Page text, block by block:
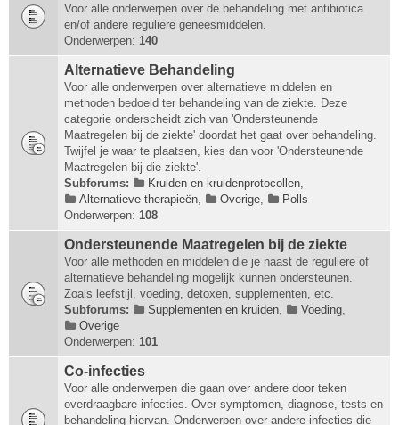
Voor alle onderwerpen over de behandeling met antibiotica
en/of andere reguliere geneesmiddelen.
Onderwerpen: 140
Alternatieve Behandeling
Voor alle onderwerpen over alternatieve middelen en
methoden bedoeld ter behandeling van de ziekte. Deze
categorie onderscheidt zich van 'Ondersteunende
Maatregelen bij de ziekte' doordat het gaat over behandeling.
Twijfel je waar te plaatsen, kies dan voor 'Ondersteunende
Maatregelen bij die ziekte'.
Subforums:
Kruiden en kruidenprotocollen,
Alternatieve therapieën, Overige,
Polls
Onderwerpen: 108
Ondersteunende Maatregelen bij de ziekte
Voor alle methoden en middelen die je naast de reguliere of
alternatieve behandeling mogelijk kunnen ondersteunen.
Zoals leefstijl, voeding, detoxen, supplementen, etc.
Subforums:
Supplementen en kruiden, Voeding,
Overige
Onderwerpen: 101
Co-infecties
Voor alle onderwerpen die gaan over andere door teken
overdraagbare infecties. Over symptomen, diagnose, tests en
behandeling hiervan. Onderwerpen over andere infecties die